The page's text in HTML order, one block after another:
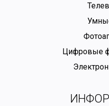
Цифровые